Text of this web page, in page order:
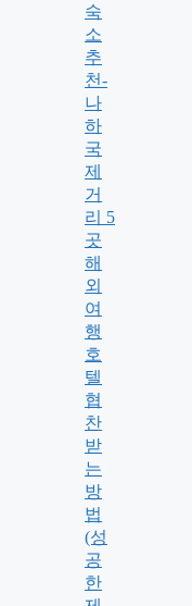
숙
소
추
천-
나
하
국
제
거
리 5
곳
해
외
여
행
호
텔
협
찬
받
는
방
법
(성
공
한